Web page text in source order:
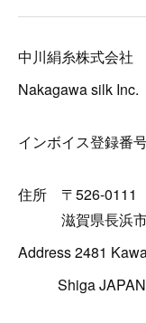
中川絹糸株式会社
Nakagawa silk Inc.
インボイス登録
住所 〒526-0111
滋賀県長浜市
Address 2481
Shiga JAPAN